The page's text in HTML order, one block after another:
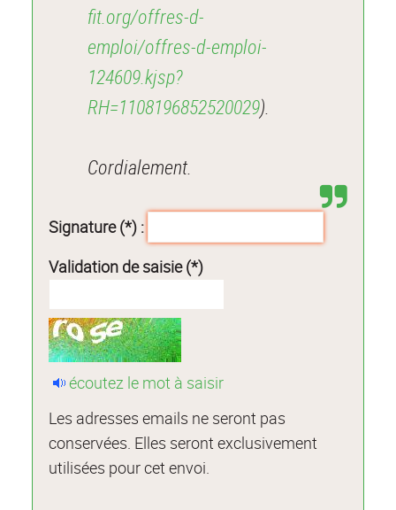
fit.org/offres-d-
emploi/offres-d-emploi-
124609.kjsp?
RH=1108196852520029).
Cordialement.
Signature (*) :
Validation de saisie (*)
écoutez le mot à saisir
Les adresses emails ne seront pas
conservées. Elles seront exclusivement
utilisées pour cet envoi.